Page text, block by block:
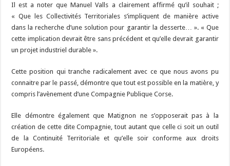
Il est a noter que Manuel Valls a clairement affirmé qu’il souhait ;
« Que les Collectivités Territoriales s’impliquent de manière active
dans la recherche d’une solution pour garantir la desserte… ». « Que
cette implication devrait être sans précédent et qu’elle devrait garantir
un projet industriel durable ».
Cette position qui tranche radicalement avec ce que nous avons pu
connaitre par le passé, démontre que tout est possible en la matière, y
compris l’avènement d’une Compagnie Publique Corse.
Elle démontre également que Matignon ne s’opposerait pas à la
création de cette dite Compagnie, tout autant que celle ci soit un outil
de la Continuité Territoriale et qu’elle soir conforme aux droits
Européens.